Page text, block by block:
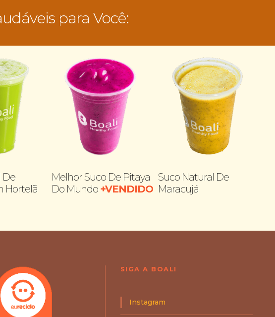
para Você:
De
Hortelã
Melhor Suco De Pitaya
Do Mundo +VENDIDO
Suco Natural De
Maracujá
SIGA A BOALI
Instagram